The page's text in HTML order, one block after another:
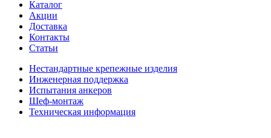
Каталог
Акции
Доставка
Контакты
Статьи
Нестандартные крепежные изделия
Инженерная поддержка
Испытания анкеров
Шеф-монтаж
Техническая информация